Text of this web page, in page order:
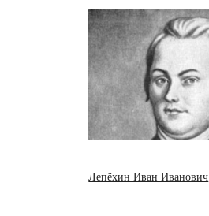
Лепёхин Иван Иванович